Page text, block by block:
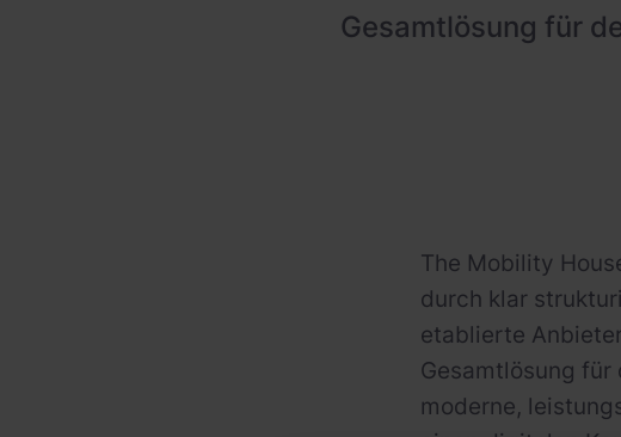
Gesamtlösung für
The Mobility
durch klar
etablierte
Gesamtlösung
moderne,